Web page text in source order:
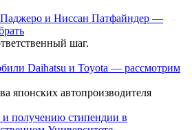
и Ниссан Патфайндер —
шаг.
Daihatsu и Toyota — рассмотрим
японских автопроизводителя
получению стипендии в